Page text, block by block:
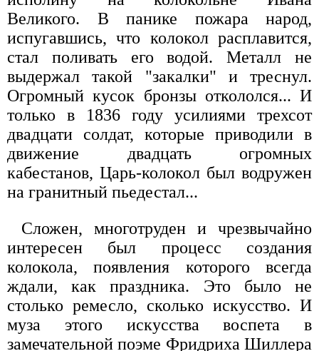
Великого. В панике пожара народ,
испугавшись, что колокол расплавится,
стал поливать его водой. Металл не
выдержал такой "закалки" и треснул.
Огромный кусок бронзы откололся... И
только в 1836 году усилиями трехсот
двадцати солдат, которые приводили в
движение двадцать огромных
кабестанов, Царь-колокол был водружен
на гранитный пьедестал...
Сложен, многотруден и чрезвычайно
интересен был процесс создания
колокола, появления которого всегда
ждали, как праздника. Это было не
столько ремесло, сколько искусство. И
муза этого искусства воспета в
замечательной поэме Фридриха Шиллера